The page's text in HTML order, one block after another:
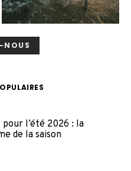
NOUS
pour l’été 2026 : la
de la saison